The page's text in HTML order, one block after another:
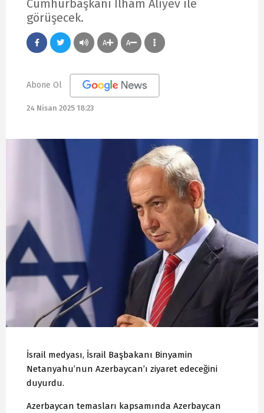
Cumhurbaşkanı İlham Aliyev ile
görüşecek.
A A
Abone Ol
24 Nisan 2025 18:23
İsrail medyası, İsrail Başbakanı Binyamin
Netanyahu’nun Azerbaycan’ı ziyaret edeceğini
duyurdu.
Azerbaycan temasları kapsamında Azerbaycan